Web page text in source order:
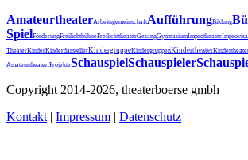
AmateurtheaterArbeitsgemeinschaftAufführungBildung
SpielFörderungFreilichtbühneFreilichttheaterGesangGymnasiumImprotheater
TheaterKinderKinderdarstellerKindergruppeKindergruppenKindertheater
Amateurtheater. ProjekteSchauspielSchauspieler
Copyright 2014-2026, theaterboerse gmbh
Kontakt | Impressum | Datenschutz